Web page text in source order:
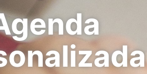
Carro
vacío